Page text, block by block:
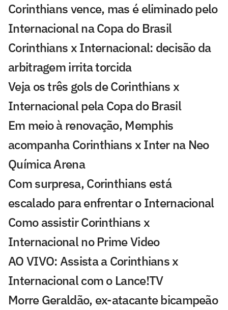
Corinthians vence, mas é eliminado pelo
Internacional na Copa do Brasil
Corinthians x Internacional: decisão da
arbitragem irrita torcida
Veja os três gols de Corinthians x
Internacional pela Copa do Brasil
Em meio à renovação, Memphis
acompanha Corinthians x Inter na Neo
Química Arena
Com surpresa, Corinthians está
escalado para enfrentar o Internacional
Como assistir Corinthians x
Internacional no Prime Video
AO VIVO: Assista a Corinthians x
Internacional com o Lance!TV
Morre Geraldão, ex-atacante bicampeão